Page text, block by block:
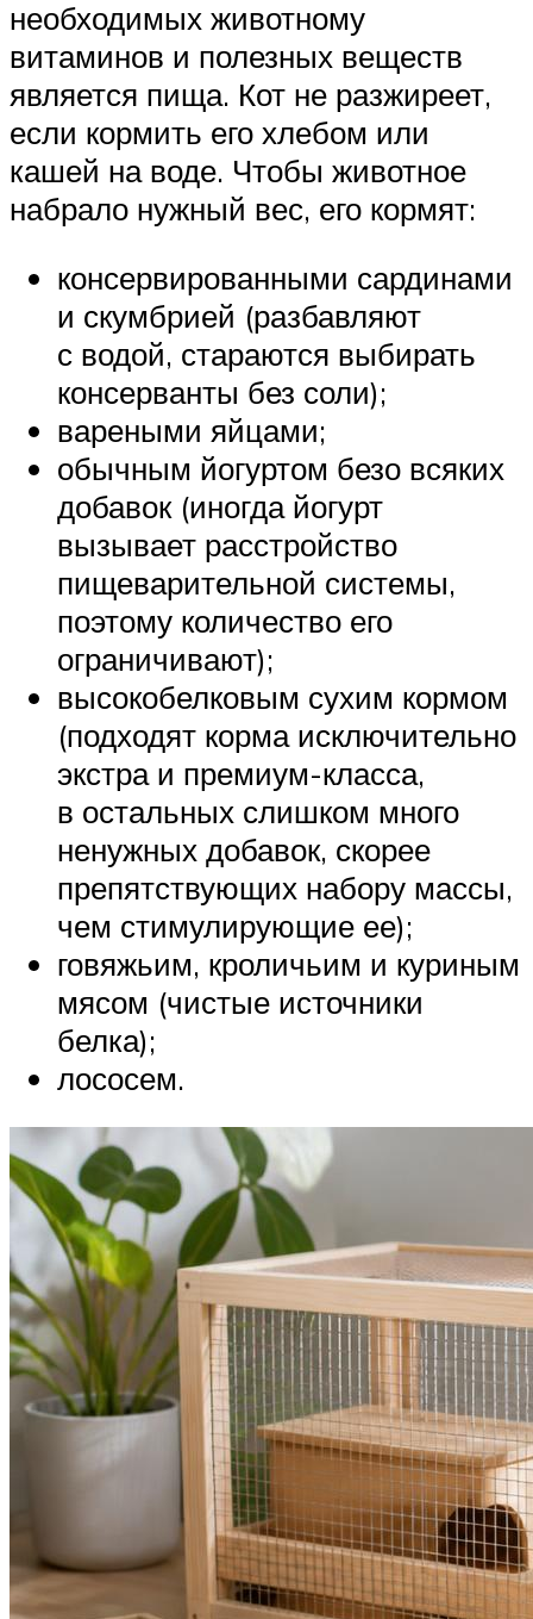
необходимых животному
витаминов и полезных веществ
является пища. Кот не разжиреет,
если кормить его хлебом или
кашей на воде. Чтобы животное
набрало нужный вес, его кормят:
консервированными сардинами
и скумбрией (разбавляют
с водой, стараются выбирать
консерванты без соли);
вареными яйцами;
обычным йогуртом безо всяких
добавок (иногда йогурт
вызывает расстройство
пищеварительной системы,
поэтому количество его
ограничивают);
высокобелковым сухим кормом
(подходят корма исключительно
экстра и премиум-класса,
в остальных слишком много
ненужных добавок, скорее
препятствующих набору массы,
чем стимулирующие ее);
говяжьим, кроличьим и куриным
мясом (чистые источники
белка);
лососем.